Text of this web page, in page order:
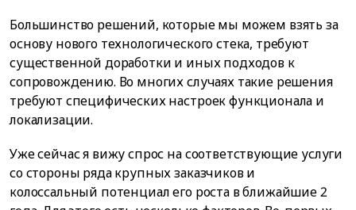
Большинство решений, которые мы можем взять за
основу нового технологического стека, требуют
существенной доработки и иных подходов к
сопровождению. Во многих случаях такие решения
требуют специфических настроек функционала и
локализации.
Уже сейчас я вижу спрос на соответствующие услуги
со стороны ряда крупных заказчиков и
колоссальный потенциал его роста в ближайшие 2